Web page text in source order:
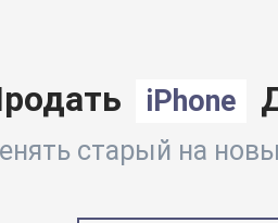
iPhone
старый на